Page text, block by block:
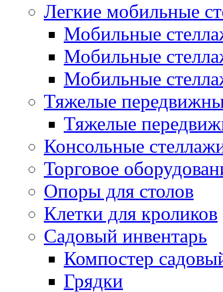
Легкие мобильные
Мобильные
Мобильные
Мобильные
Тяжелые
Тяжелые
Консольные
Торговое
Опоры для столов
Клетки для кроликов
Садовый инвентарь
Компостер
Грядки